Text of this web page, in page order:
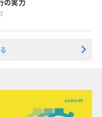
の実力